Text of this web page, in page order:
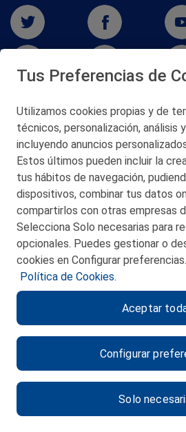
San Martín 5-Edificio
48550 Muskiz
Telf. 946 357
© 2026 Petronor
CONTACTO
POLITICA DE
AVISO LEGAL
POLITICA DE
Tus Preferencias de
Utilizamos cookies propias y de
técnicos, personalización, análisis
incluyendo anuncios
Estos últimos pueden incluir la
tus hábitos de navegación,
dispositivos, combinar tus datos
compartirlos con otras empresas
Selecciona Solo necesarias para
opcionales. Puedes gestionar o
cookies en Configurar
Política de Cookies.
Configurar
Solo
Aceptar